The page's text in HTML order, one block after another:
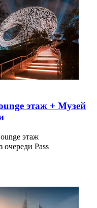
этаж + Музей
этаж
Pass